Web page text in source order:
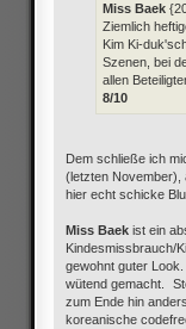
Miss Baek
Ziemlich
Kim Ki-
Szenen, bei
allen
8/10
Dem schließe ich
(letzten November),
hier echt schicke
Miss Baek ist ein
Kindesmissbrauch/
gewohnt guter
wütend gemacht.
zum Ende hin
koreanische